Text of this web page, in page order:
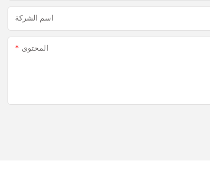
اسم الشركة
المحتوى